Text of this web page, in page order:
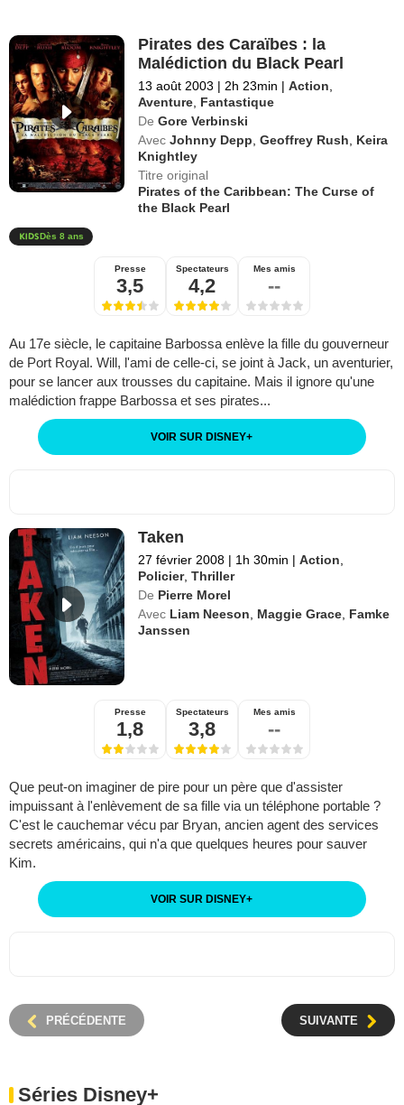
Pirates des Caraïbes : la
Malédiction du Black Pearl
13 août 2003 | 2h 23min | Action,
Aventure, Fantastique
De Gore Verbinski
Avec Johnny Depp,Geoffrey Rush, Keira
Knightley
Titre original
Pirates of the Caribbean: The Curse of
the Black Pearl
Dès 8 ans
Presse
3,5
Spectateurs
4,2
Mes amis
--
Au 17e siècle, le capitaine Barbossa enlève la fille du gouverneur
de Port Royal. Will, l'ami de celle-ci, se joint à Jack, un aventurier,
pour se lancer aux trousses du capitaine. Mais il ignore qu'une
malédiction frappe Barbossa et ses pirates...
VOIR SUR DISNEY+
Taken
27 février 2008 | 1h 30min | Action,
Policier,Thriller
De Pierre Morel
Avec Liam Neeson, Maggie Grace, Famke
Janssen
Presse
1,8
Spectateurs
3,8
Mes amis
--
Que peut-on imaginer de pire pour un père que d'assister
impuissant à l'enlèvement de sa fille via un téléphone portable ?
C'est le cauchemar vécu par Bryan, ancien agent des services
secrets américains, qui n'a que quelques heures pour sauver
Kim.
VOIR SUR DISNEY+
PRÉCÉDENTE SUIVANTE
Séries Disney+